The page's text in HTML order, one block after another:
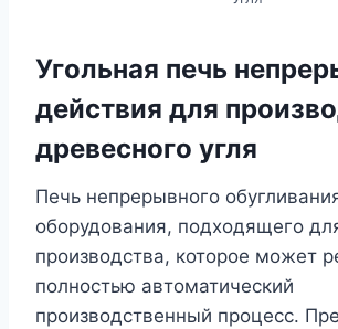
Угольная печь
действия для
древесного угля
Печь непрерывного
оборудования, подходящего
производства, которое может
полностью автоматический
производственный процесс.